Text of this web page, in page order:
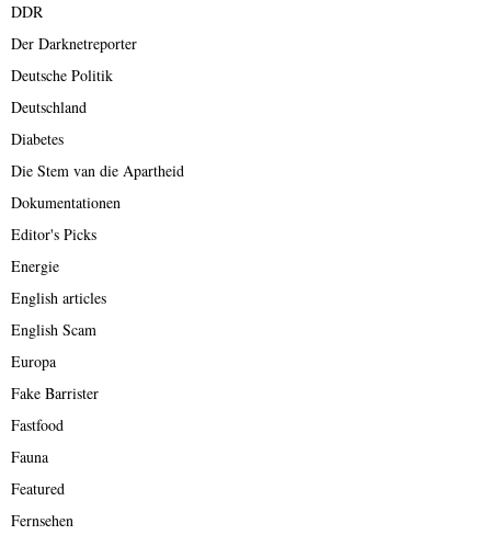
DDR
Der Darknetreporter
Deutsche Politik
Deutschland
Diabetes
Die Stem van die Apartheid
Dokumentationen
Editor's Picks
Energie
English articles
English Scam
Europa
Fake Barrister
Fastfood
Fauna
Featured
Fernsehen